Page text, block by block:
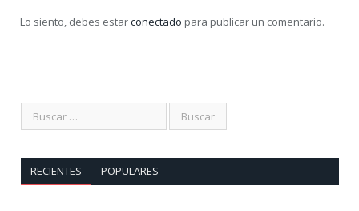
Lo siento, debes estarconectado para publicar un comentario.
RECIENTES POPULARES